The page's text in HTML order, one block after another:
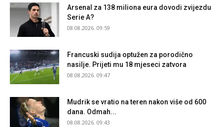
Arsenal za 138 miliona eura dovodi zvijezdu
Serie A?
08.08.2026. 09:59
Francuski sudija optužen za porodično
nasilje. Prijeti mu 18 mjeseci zatvora
08.08.2026. 09:47
Mudrik se vratio na teren nakon više od 600
dana. Odmah...
08.08.2026. 09:43